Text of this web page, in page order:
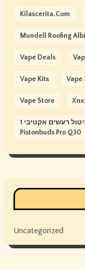
Kilascerita.com
Mundell Roofing
Vape Deals
Vape Kits Vape
Vape Store
אוזניות אלחוטיות אמיתיות לביטול רעשים אקטיבי 1more
Pistonbuds Pro Q30
Uncategorized